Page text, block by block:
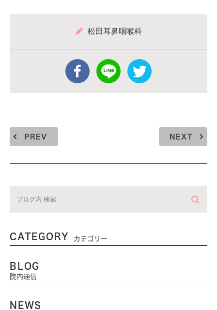
松田耳鼻咽喉科
PREV NEXT
CATEGORY カテゴリー
BLOG
院内通信
NEWS